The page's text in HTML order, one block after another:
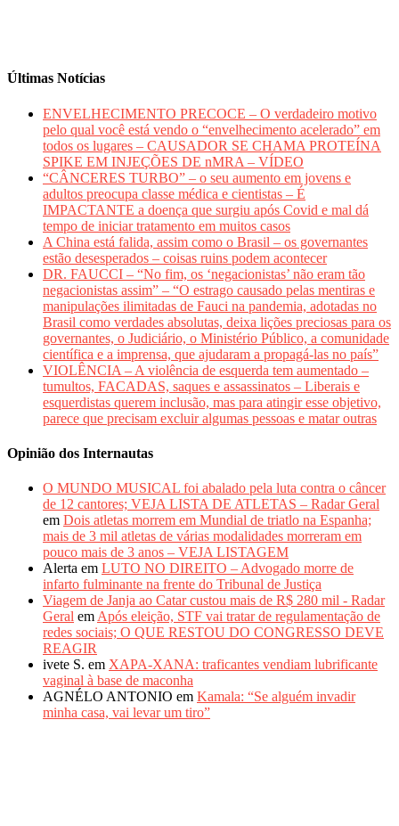
Últimas Notícias
ENVELHECIMENTO PRECOCE – O verdadeiro motivo
pelo qual você está vendo o “envelhecimento acelerado” em
todos os lugares – CAUSADOR SE CHAMA PROTEÍNA
SPIKE EM INJEÇÕES DE nMRA – VÍDEO
“CÂNCERES TURBO” – o seu aumento em jovens e
adultos preocupa classe médica e cientistas – É
IMPACTANTE a doença que surgiu após Covid e mal dá
tempo de iniciar tratamento em muitos casos
A China está falida, assim como o Brasil – os governantes
estão desesperados – coisas ruins podem acontecer
DR. FAUCCI – “No fim, os ‘negacionistas’ não eram tão
negacionistas assim” – “O estrago causado pelas mentiras e
manipulações ilimitadas de Fauci na pandemia, adotadas no
Brasil como verdades absolutas, deixa lições preciosas para os
governantes, o Judiciário, o Ministério Público, a comunidade
científica e a imprensa, que ajudaram a propagá-las no país”
VIOLÊNCIA – A violência de esquerda tem aumentado –
tumultos, FACADAS, saques e assassinatos – Liberais e
esquerdistas querem inclusão, mas para atingir esse objetivo,
parece que precisam excluir algumas pessoas e matar outras
Opinião dos Internautas
O MUNDO MUSICAL foi abalado pela luta contra o câncer
de 12 cantores; VEJA LISTA DE ATLETAS – Radar Geral
em Dois atletas morrem em Mundial de triatlo na Espanha;
mais de 3 mil atletas de várias modalidades morreram em
pouco mais de 3 anos – VEJA LISTAGEM
Alerta em LUTO NO DIREITO – Advogado morre de
infarto fulminante na frente do Tribunal de Justiça
Viagem de Janja ao Catar custou mais de R$ 280 mil - Radar
Geral em Após eleição, STF vai tratar de regulamentação de
redes sociais; O QUE RESTOU DO CONGRESSO DEVE
REAGIR
ivete S. em XAPA-XANA: traficantes vendiam lubrificante
vaginal à base de maconha
AGNÉLO ANTONIO em Kamala: “Se alguém invadir
minha casa, vai levar um tiro”